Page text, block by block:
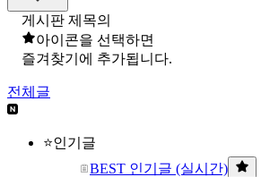
게시판 제목의
아이콘을 선택하면
즐겨찾기에 추가됩니다.
전체글
⭐인기글
BEST 인기글 (실시간)